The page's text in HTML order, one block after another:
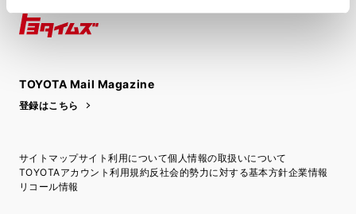
TOYOTA Mail Magazine
登録はこちら
サイトマップサイト利用について個人情報の取扱いについて
TOYOTAアカウント利用規約反社会的勢力に対する基本方針企業情報
リコール情報